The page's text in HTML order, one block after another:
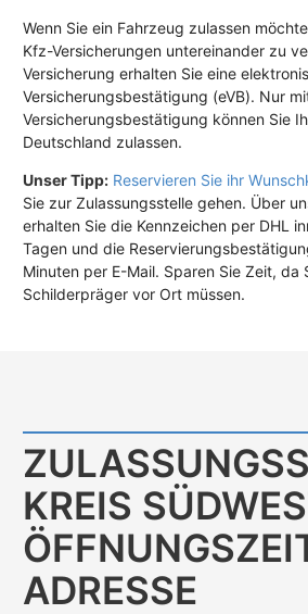
Wenn Sie ein Fahrzeug zulassen
Kfz-Versicherungen untereinander zu
Versicherung erhalten Sie eine
Versicherungsbestätigung (eVB). Nur
Versicherungsbestätigung können Sie
Deutschland zulassen.
Unser Tipp: Reservieren Sie ihr
Sie zur Zulassungsstelle gehen. Über
erhalten Sie die Kennzeichen per DHL
Tagen und die
Minuten per E-Mail. Sparen Sie Zeit, da
Schilderpräger vor Ort müssen.
KREIS
ADRESSE